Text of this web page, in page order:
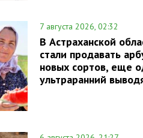
7 августа 2026, 02:32
В Астраханской
стали продавать
новых сортов, еще
ультраранний